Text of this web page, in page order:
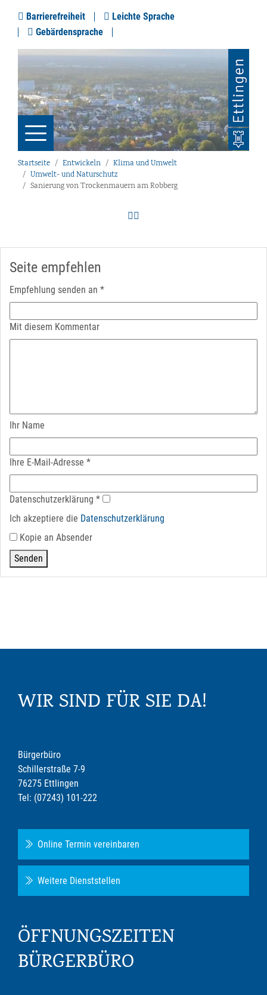
Barrierefreiheit
Leichte Sprache
Gebärdensprache
Startseite Entwickeln
Klima und Umwelt
Umwelt- und Naturschutz
Sanierung von Trockenmauern am Robberg
Seite empfehlen
Empfehlung senden an *
Mit diesem Kommentar
Ihr Name
Ihre E-Mail-Adresse *
Datenschutz­erklärung *
Ich akzeptiere die Datenschutz­erklärung
Kopie an Absender
WIR SIND FÜR SIE DA!
Bürgerbüro
Schillerstraße 7-9
76275 Ettlingen
Tel: (07243) 101-222
Online Termin vereinbaren
Weitere Dienststellen
ÖFFNUNGSZEITEN
BÜRGERBÜRO